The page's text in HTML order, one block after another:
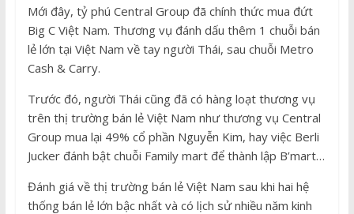
Mới đây, tỷ phú Central Group đã chính thức mua đứt
Big C Việt Nam. Thương vụ đánh dấu thêm 1 chuỗi bán
lẻ lớn tại Việt Nam về tay người Thái, sau chuỗi Metro
Cash & Carry.
Trước đó, người Thái cũng đã có hàng loạt thương vụ
trên thị trường bán lẻ Việt Nam như thương vụ Central
Group mua lại 49% cổ phần Nguyễn Kim, hay việc Berli
Jucker đánh bật chuỗi Family mart để thành lập B’mart…
Đánh giá về thị trường bán lẻ Việt Nam sau khi hai hệ
thống bán lẻ lớn bậc nhất và có lịch sử nhiều năm kinh